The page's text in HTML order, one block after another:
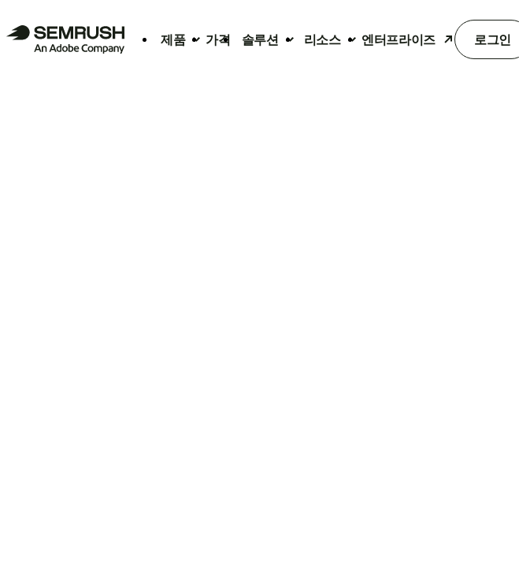
제품 가격 솔루션 리소스 엔터프라이즈 로그인